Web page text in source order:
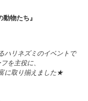
物たち』
ハリネズミのイベントで
を主役に、
に取り揃えました★